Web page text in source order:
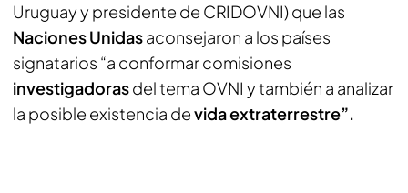
Uruguay y presidente de CRIDOVNI) que las
Naciones Unidasaconsejaron a los países
signatarios “a conformar comisiones
investigadorasdel tema OVNI y también a analizar
la posible existencia devida extraterrestre”.